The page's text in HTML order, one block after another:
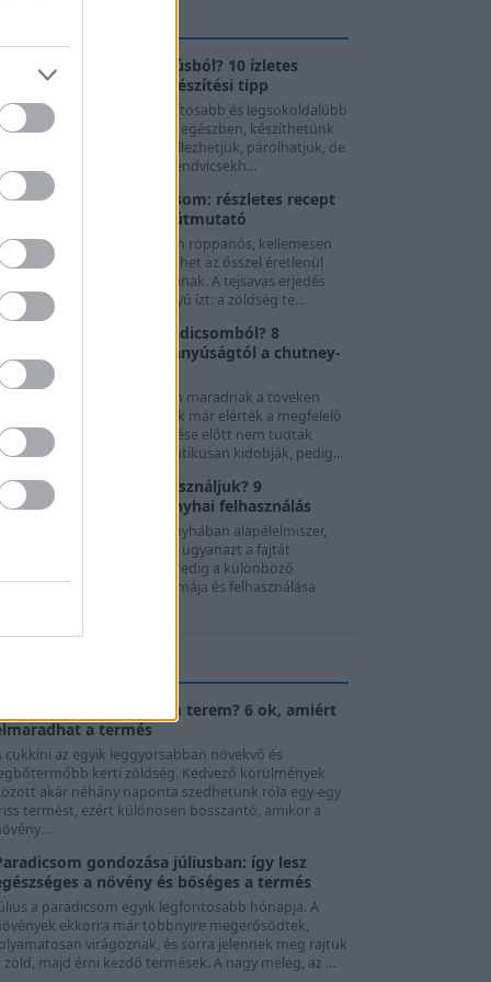
Mit készítsünk császárhúsból? 10 ízletes
felhasználási mód és elkészítési tipp
császárhús az egyik legszaftosabb és legsokoldalúbb
Megsüthetjük egészben, készíthetünk
belőle ropogós falatokat, grillezhetjük, párolhatjuk, de
levesekhez, főzelékekhez, szendvicsekh...
Fermentált zöld paradicsom: részletes recept
és biztonságos eltevési útmutató
A fermentált zöld paradicsom roppanós, kellemesen
és fűszeres módja lehet az ősszel éretlenül
maradt termés felhasználásának. A tejsavas erjedés
nem ecet adja a savanyú ízt: a zöldség te...
Mit készítsünk zöld paradicsomból? 8
felhasználási mód a savanyúságtól a chutney-
Nyár végén és ősszel gyakran maradnak a töveken
olyan paradicsomok, amelyek már elérték a megfelelő
de az időjárás lehűlése előtt nem tudtak
Ezeket sokan automatikusan kidobják, pedig...
hagymát mire használjuk? 9
ízek és konyhai felhasználás
A hagyma szinte minden konyhában alapélelmiszer,
mégis sokan automatikusan ugyanazt a fajtát
használják minden ételhez. Pedig a különböző
íze, állaga, aromája és felhasználása
Cukkini virágzik, de nem terem? 6 ok, amiért
a termés
cukkini az egyik leggyorsabban növekvő és
kerti zöldség. Kedvező körülmények
akár néhány naponta szedhetünk róla egy-egy
termést, ezért különösen bosszantó, amikor a
gondozása júliusban: így lesz
a növény és bőséges a termés
a paradicsom egyik legfontosabb hónapja. A
ekkorra már többnyire megerősödtek,
virágoznak, és sorra jelennek meg rajtuk
zöld, majd érni kezdő termések. A nagy meleg, az ...